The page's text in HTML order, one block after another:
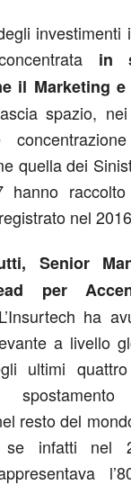
investimenti
in
il Marketing
spazio,
quella dei
hanno
nel
Senior
per
ha
a livello
ultimi
resto del
infatti nel